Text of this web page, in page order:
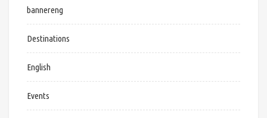
bannereng
Destinations
English
Events